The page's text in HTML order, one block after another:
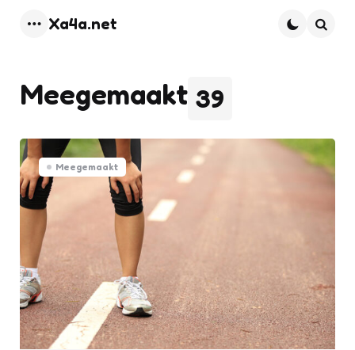
Xa4a.net
39
Meegemaakt
Meegemaakt